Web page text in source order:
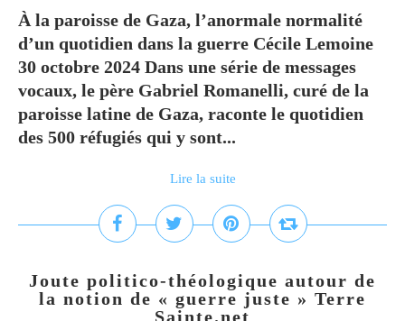
À la paroisse de Gaza, l’anormale normalité
d’un quotidien dans la guerre Cécile Lemoine
30 octobre 2024 Dans une série de messages
vocaux, le père Gabriel Romanelli, curé de la
paroisse latine de Gaza, raconte le quotidien
des 500 réfugiés qui y sont...
Lire la suite
Joute politico-théologique autour de
la notion de « guerre juste » Terre
Sainte.net